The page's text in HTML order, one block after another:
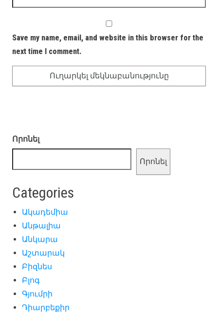
Save my name, email, and website in this browser for the
next time I comment.
Որոնել
Որոնել
Categories
Ակադեմիա
Անթալիա
Անկարա
Աշտարակ
Բիզնես
Բլոգ
Գյումրի
Դիարբեքիր